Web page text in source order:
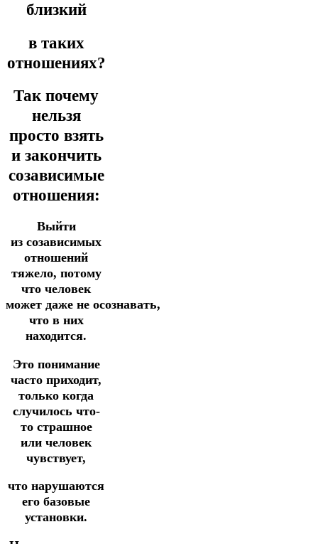
близкий
в таких
отношениях?
Так почему
нельзя
просто взять
и закончить
созависимые
отношения:
Выйти
из созависимых
отношений
тяжело, потому
что человек
может даже не осознавать,
что в них
находится.
Это понимание
часто приходит,
только когда
случилось что-
то страшное
или человек
чувствует,
что нарушаются
его базовые
установки.